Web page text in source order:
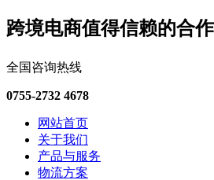
跨境电商值得信赖的合
全国咨询热线
0755-2732 4678
网站首页
关于我们
产品与服务
物流方案